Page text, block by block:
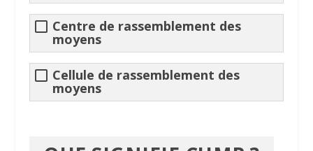
Centre de rassemblement des
moyens
Cellule de rassemblement des
moyens